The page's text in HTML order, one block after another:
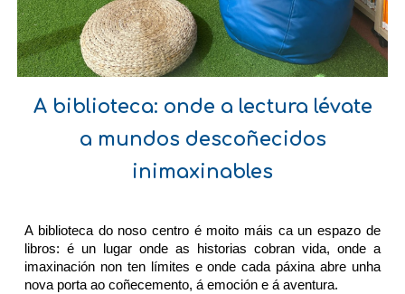
A biblioteca: onde a lectura lévate
a mundos descoñecidos
inimaxinables
A biblioteca do noso centro é moito máis ca un espazo de
libros: é un lugar onde as historias cobran vida, onde a
imaxinación non ten límites e onde cada páxina abre unha
nova porta ao coñecemento, á emoción e á aventura.